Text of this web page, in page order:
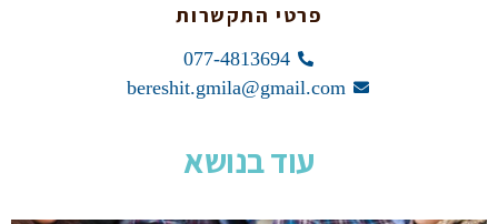
פרטי התקשרות
077-4813694
bereshit.gmila@gmail.com
עוד בנושא